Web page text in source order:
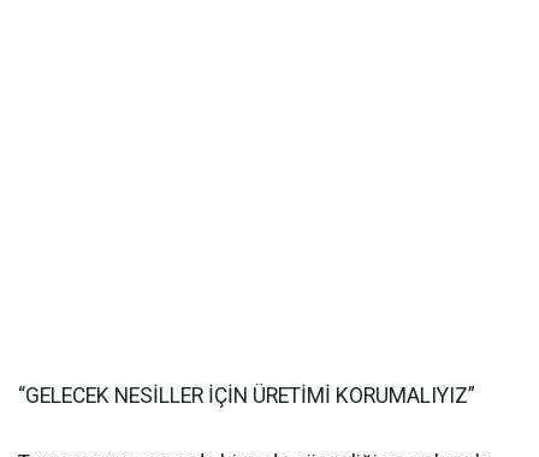
“GELECEK NESİLLER İÇİN ÜRETİMİ KORUMALIYIZ”